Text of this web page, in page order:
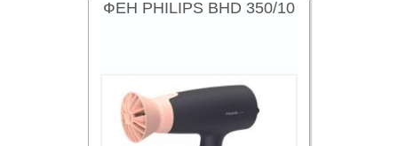
ФЕН PHILIPS BHD 350/10